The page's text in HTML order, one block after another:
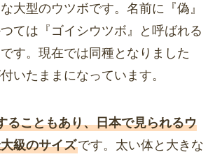
大型のウツボです。名前に『偽』
ては『ゴイシウツボ』と呼ばれる
す。現在では同種となりました
いたままになっています。
ることもあり、日本で見られるウ
級のサイズです。太い体と大きな